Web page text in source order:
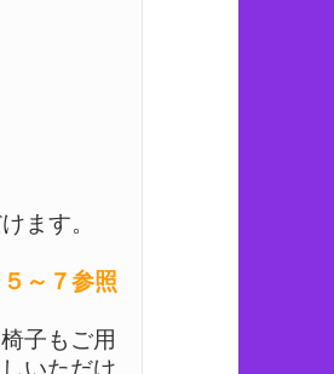
５～７参照
子もご用